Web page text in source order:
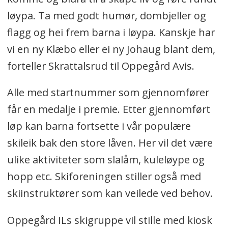
løypa. Ta med godt humør, dombjeller og
flagg og hei frem barna i løypa. Kanskje har
vi en ny Klæbo eller ei ny Johaug blant dem,
forteller Skrattalsrud til Oppegård Avis.
Alle med startnummer som gjennomfører
får en medalje i premie. Etter gjennomført
løp kan barna fortsette i vår populære
skileik bak den store låven. Her vil det være
ulike aktiviteter som slalåm, kuleløype og
hopp etc. Skiforeningen stiller også med
skiinstruktører som kan veilede ved behov.
Oppegård ILs skigruppe vil stille med kiosk